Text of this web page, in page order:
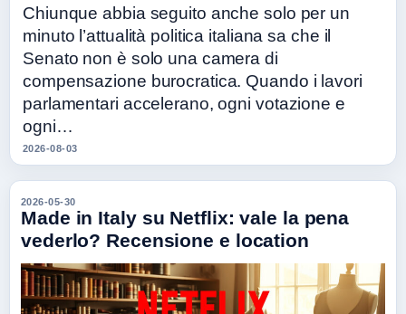
Chiunque abbia seguito anche solo per un
minuto l’attualità politica italiana sa che il
Senato non è solo una camera di
compensazione burocratica. Quando i lavori
parlamentari accelerano, ogni votazione e
ogni…
2026-08-03
2026-05-30
Made in Italy su Netflix: vale la pena
vederlo? Recensione e location